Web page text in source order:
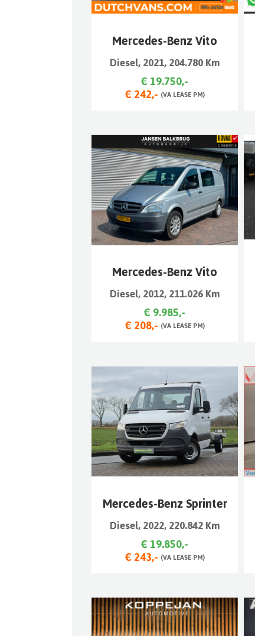
Mercedes-Benz Vito
Diesel, 2021, 204.780 Km
€ 19.750,-
€ 242,- (VA LEASE PM)
Mercedes-Benz Vito
Diesel, 2012, 211.026 Km
€ 9.985,-
€ 208,- (VA LEASE PM)
Mercedes-Benz Sprinter
Diesel, 2022, 220.842 Km
€ 19.850,-
€ 243,- (VA LEASE PM)